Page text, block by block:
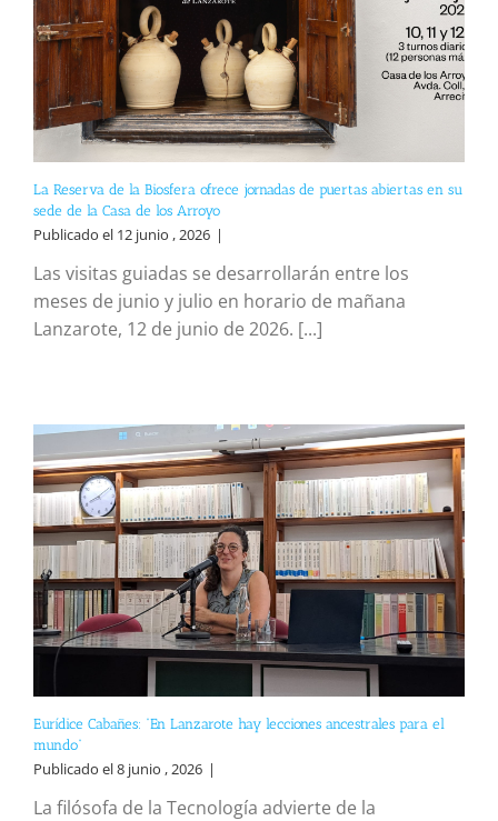
La Reserva de la Biosfera ofrece jornadas de puertas abiertas en su
sede de la Casa de los Arroyo
Publicado el 12 junio , 2026 |
Las visitas guiadas se desarrollarán entre los
meses de junio y julio en horario de mañana
Lanzarote, 12 de junio de 2026. [...]
Eurídice Cabañes: “En Lanzarote hay lecciones ancestrales para el
mundo”
Publicado el 8 junio , 2026 |
La filósofa de la Tecnología advierte de la